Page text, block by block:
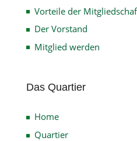
Vorteile der
Der Vorstand
Mitglied werden
Das Quartier
Home
Quartier